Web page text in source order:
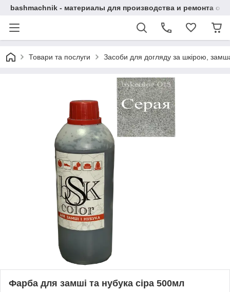
bashmachnik - материалы для производства и ремонта
Товари та послуги Засоби для догляду за шкірою,
Фарба для замші та нубука сіра 500мл